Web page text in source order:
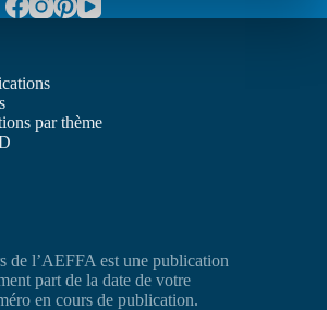
par thème
de l’AEFFA est une publication
part de la date de votre
en cours de publication.